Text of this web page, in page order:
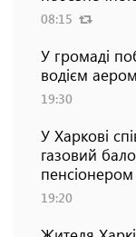
08:15
У громаді
водієм
19:30
У Харкові
газовий
пенсіонером
19:20